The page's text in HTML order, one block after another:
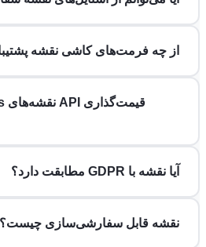
از چه فرمت‌های کاشی نقشه
آیا نقشه با GDPR مطابقت دارد؟
نقشه قابل سفارشی‌سازی چیست؟